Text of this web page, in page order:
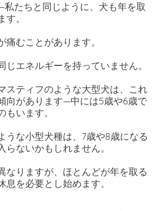
たちと同じように、犬も年を取
。
むことがあります。
じエネルギーを持っていません。
スティフのような大型犬は、これ
向があります—中には5歳や6歳で
います。
うな小型犬種は、7歳や8歳になる
らないかもしれません。
なりますが、ほとんどが年を取る
を必要とし始めます。